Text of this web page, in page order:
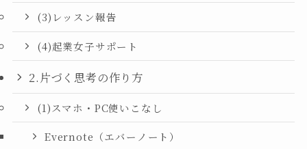
(3)レッスン報告
(4)起業女子サポート
2.片づく思考の作り方
(1)スマホ・PC使いこなし
Evernote（エバーノート）